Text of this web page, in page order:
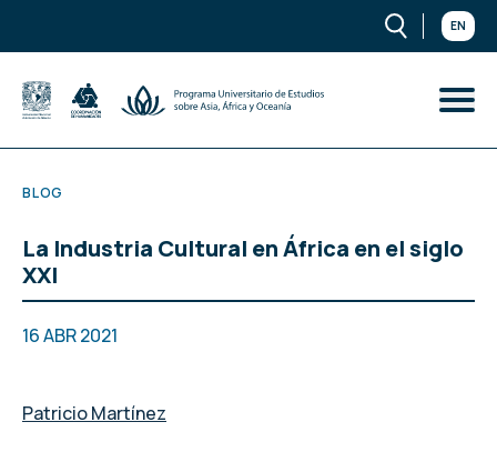
EN
BLOG
La Industria Cultural en África en el siglo
XXI
16 ABR 2021
Patricio Martínez